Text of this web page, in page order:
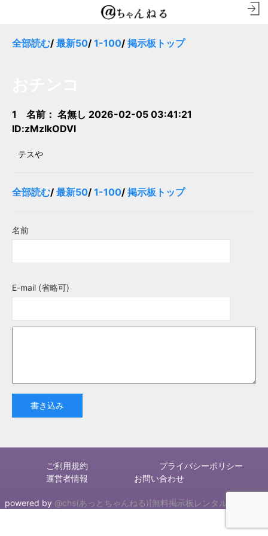
全部読む/ 最新50/ 1-100/ 掲示板トップ
1 名前： 名無し 2026-02-05 03:41:21
ID:zMzlkODVl
テスや
全部読む/ 最新50/ 1-100/ 掲示板トップ
名前
E-mail (省略可)
書き込み
ご利用規約
プライバシーポリシー
運営者情報
お問い合わせ
powered by @chs(あっとちゃんねる)[無料掲示板レンタルサービス]